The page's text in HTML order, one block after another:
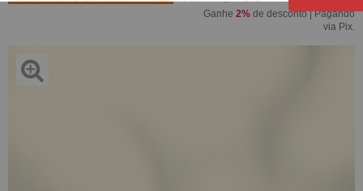
Ganhe 2% de desconto | Pagando
via Pix.